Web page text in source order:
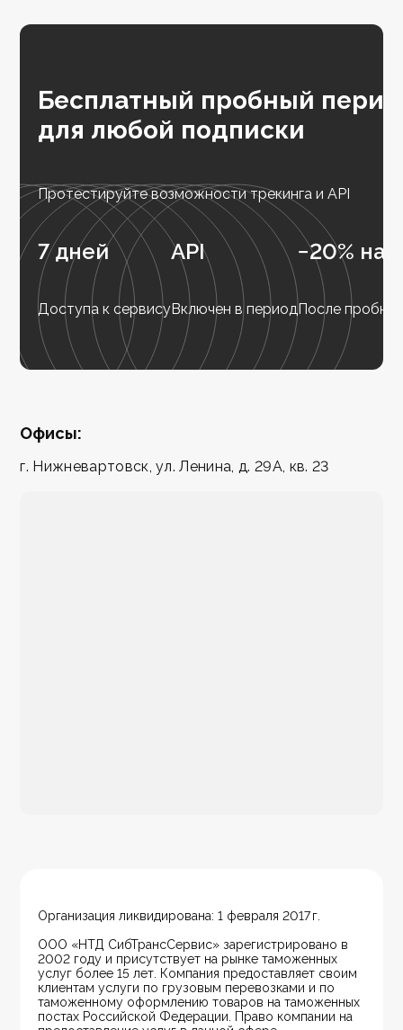
Бесплатный пробный
для любой подписки
Протестируйте возможности трекинга и API
7 дней
Доступа к сервису
API
Включен в период
−20% на
После
Офисы:
г. Нижневартовск, ул. Ленина, д. 29А, кв. 23
Организация ликвидирована: 1 февраля 2017 г.
ООО «НТД СибТрансСервис» зарегистрировано в
2002 году и присутствует на рынке таможенных
услуг более 15 лет. Компания предоставляет своим
клиентам услуги по грузовым перевозками и по
таможенному оформлению товаров на таможенных
постах Российской Федерации. Право компании на